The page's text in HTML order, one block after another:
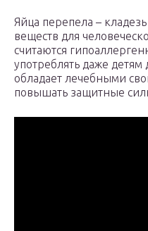
Яйца перепела –
веществ для
считаются
употреблять даже детям
обладает лечебными
повышать защитные